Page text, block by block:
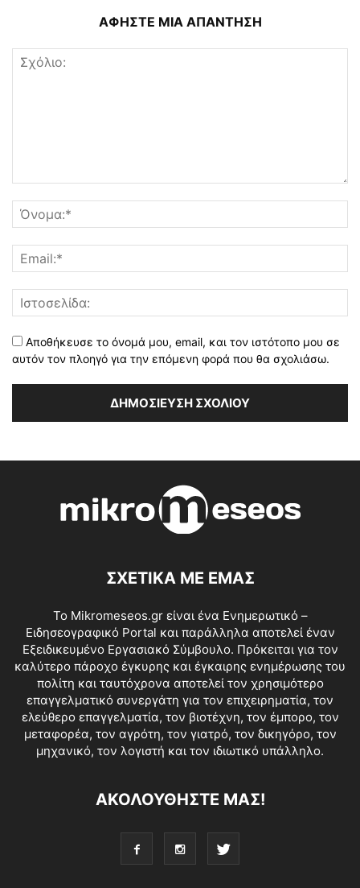
ΑΦΗΣΤΕ ΜΙΑ ΑΠΑΝΤΗΣΗ
Αποθήκευσε το όνομά μου, email, και τον ιστότοπο μου σε
αυτόν τον πλοηγό για την επόμενη φορά που θα σχολιάσω.
ΣΧΕΤΙΚΑ ΜΕ ΕΜΑΣ
Το Mikromeseos.gr είναι ένα Ενημερωτικό –
Ειδησεογραφικό Portal και παράλληλα αποτελεί έναν
Εξειδικευμένο Εργασιακό Σύμβουλο. Πρόκειται για τον
καλύτερο πάροχο έγκυρης και έγκαιρης ενημέρωσης του
πολίτη και ταυτόχρονα αποτελεί τον χρησιμότερο
επαγγελματικό συνεργάτη για τον επιχειρηματία, τον
ελεύθερο επαγγελματία, τον βιοτέχνη, τον έμπορο, τον
μεταφορέα, τον αγρότη, τον γιατρό, τον δικηγόρο, τον
μηχανικό, τον λογιστή και τον ιδιωτικό υπάλληλο.
ΑΚΟΛΟΥΘΗΣΤΕ ΜΑΣ!